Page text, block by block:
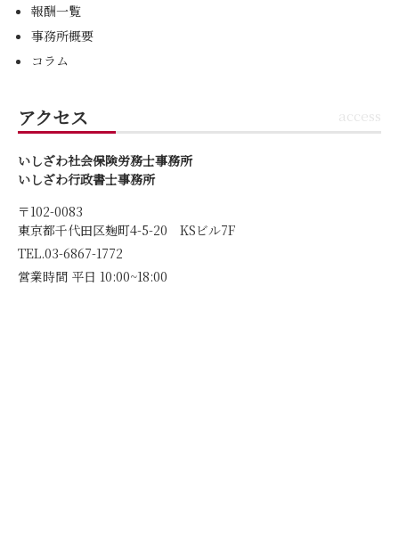
報酬一覧
事務所概要
コラム
アクセス access
いしざわ社会保険労務士事務所
いしざわ行政書士事務所
〒102-0083
東京都千代田区麹町4-5-20 KSビル7F
TEL.03-6867-1772
営業時間 平日 10:00~18:00